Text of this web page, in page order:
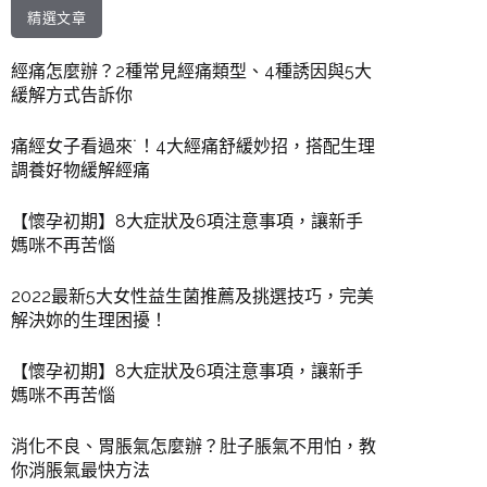
精選文章
經痛怎麼辦？2種常見經痛類型、4種誘因與5大
緩解方式告訴你
痛經女子看過來˙！4大經痛舒緩妙招，搭配生理
調養好物緩解經痛
【懷孕初期】8大症狀及6項注意事項，讓新手
媽咪不再苦惱
2022最新5大女性益生菌推薦及挑選技巧，完美
解決妳的生理困擾！
【懷孕初期】8大症狀及6項注意事項，讓新手
媽咪不再苦惱
消化不良、胃脹氣怎麼辦？肚子脹氣不用怕，教
你消脹氣最快方法